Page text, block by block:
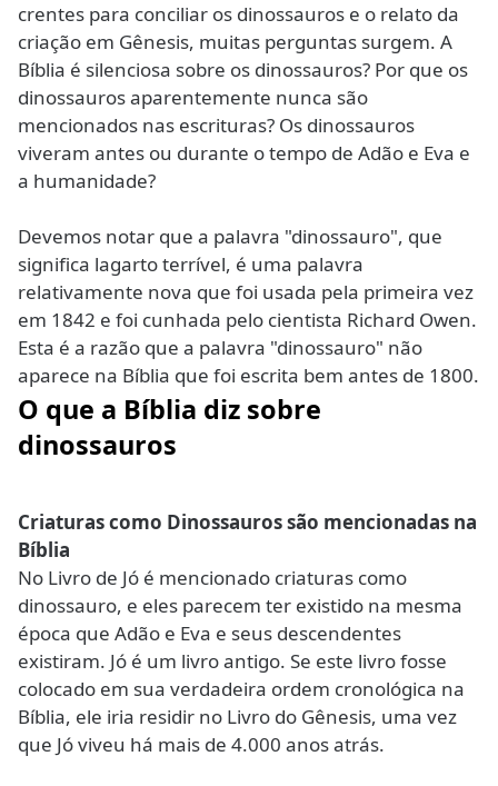
crentes para conciliar os dinossauros e o relato da
criação em Gênesis, muitas perguntas surgem. A
Bíblia é silenciosa sobre os dinossauros? Por que os
dinossauros aparentemente nunca são
mencionados nas escrituras? Os dinossauros
viveram antes ou durante o tempo de Adão e Eva e
a humanidade?
Devemos notar que a palavra "dinossauro", que
significa lagarto terrível, é uma palavra
relativamente nova que foi usada pela primeira vez
em 1842 e foi cunhada pelo cientista Richard Owen.
Esta é a razão que a palavra "dinossauro" não
aparece na Bíblia que foi escrita bem antes de 1800.
O que a Bíblia diz sobre
dinossauros
Criaturas como Dinossauros são mencionadas na
Bíblia
No Livro de Jó é mencionado criaturas como
dinossauro, e eles parecem ter existido na mesma
época que Adão e Eva e seus descendentes
existiram. Jó é um livro antigo. Se este livro fosse
colocado em sua verdadeira ordem cronológica na
Bíblia, ele iria residir no Livro do Gênesis, uma vez
que Jó viveu há mais de 4.000 anos atrás.